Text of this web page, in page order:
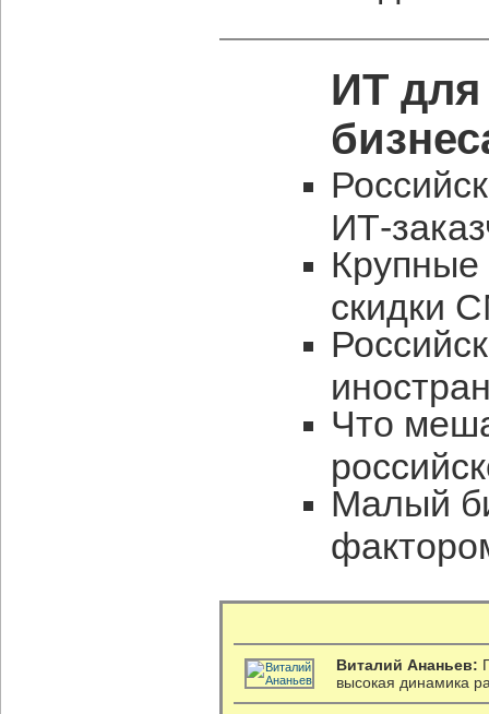
ИТ для
ИТ-
Крупные
скидки
Что
Малый
Виталий Ананьев:
высокая динамика